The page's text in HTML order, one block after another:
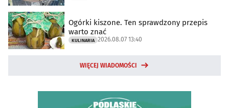
Ogórki kiszone. Ten sprawdzony przepis
warto znać
KULINARIA 2026.08.07 13:40
WIĘCEJ WIADOMOŚCI